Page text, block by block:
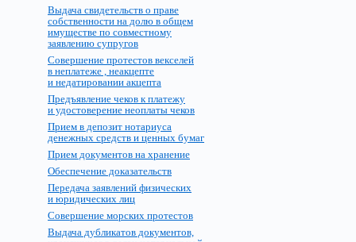
Выдача свидетельств о праве
собственности на долю в общем
имуществе по совместному
заявлению супругов
Совершение протестов векселей
в неплатеже , неакцепте
и недатировании акцепта
Предъявление чеков к платежу
и удостоверение неоплаты чеков
Прием в депозит нотариуса
денежных средств и ценных бумаг
Прием документов на хранение
Обеспечение доказательств
Передача заявлений физических
и юридических лиц
Совершение морских протестов
Выдача дубликатов документов,